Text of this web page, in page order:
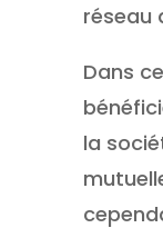
réseau
Dans
la